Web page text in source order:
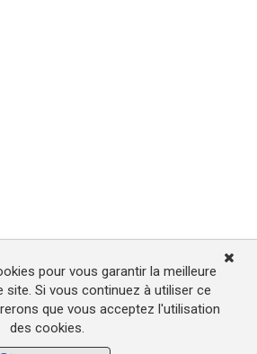
pour vous garantir la meilleure
site. Si vous continuez à utiliser ce
que vous acceptez l'utilisation
des cookies.